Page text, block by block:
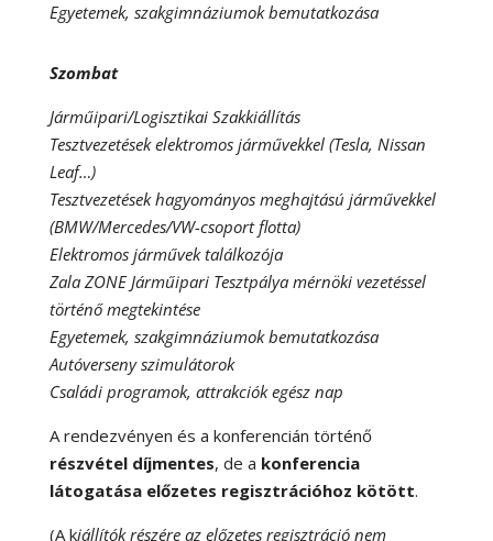
Egyetemek, szakgimnáziumok bemutatkozása
Szombat
Járműipari/Logisztikai Szakkiállítás
Tesztvezetések elektromos járművekkel (Tesla, Nissan
Leaf…)
Tesztvezetések hagyományos meghajtású járművekkel
(BMW/Mercedes/VW-csoport flotta)
Elektromos járművek találkozója
Zala ZONE Járműipari Tesztpálya mérnöki vezetéssel
történő megtekintése
Egyetemek, szakgimnáziumok bemutatkozása
Autóverseny szimulátorok
Családi programok, attrakciók egész nap
A rendezvényen és a konferencián történő
részvétel díjmentes, de a konferencia
látogatása előzetes regisztrációhoz kötött.
(A kiállítók részére az előzetes regisztráció nem